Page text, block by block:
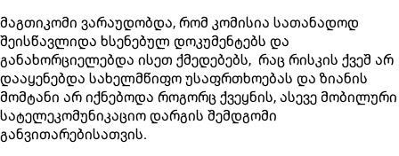
მაგთიკომი ვარაუდობდა, რომ კომისია სათანადოდ
შეისწავლიდა ხსენებულ დოკუმენტებს და
განახორციელებდა ისეთ ქმედებებს, რაც რისკის ქვეშ არ
დააყენებდა სახელმწიფო უსაფრთხოებას და ზიანის
მომტანი არ იქნებოდა როგორც ქვეყნის, ასევე მობილური
სატელეკომუნიკაციო დარგის შემდგომი
განვითარებისათვის.